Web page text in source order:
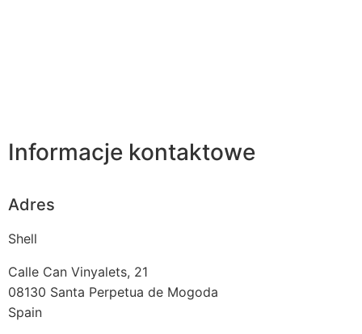
Informacje kontaktowe
Adres
Shell
Calle Can Vinyalets, 21
08130 Santa Perpetua de Mogoda
Spain